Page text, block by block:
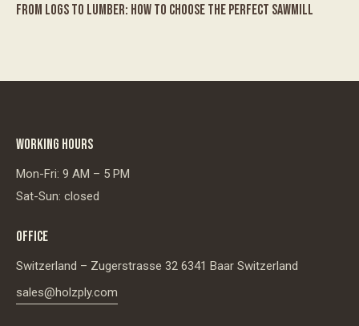
FROM LOGS TO LUMBER: HOW TO CHOOSE THE PERFECT SAWMILL
WORKING HOURS
Mon-Fri: 9 AM – 5 PM
Sat-Sun: closed
OFFICE
Switzerland – Zugerstrasse 32 6341 Baar Switzerland
sales@holzply.com